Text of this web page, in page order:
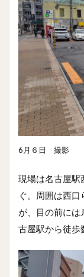
6月６日 撮影
現場は名古屋駅
ぐ。周囲は西口
が、目の前には
古屋駅から徒歩